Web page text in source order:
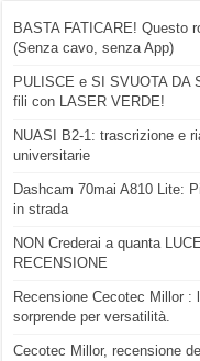
BASTA FATICARE! Questo
(Senza cavo, senza App)
PULISCE e SI SVUOTA DA
fili con LASER VERDE!
NUASI B2-1: trascrizione e
universitarie
Dashcam 70mai A810 Lite:
in strada
NON Crederai a quanta
RECENSIONE
Recensione Cecotec Millor
sorprende per versatilità.
Cecotec Millor, recensione